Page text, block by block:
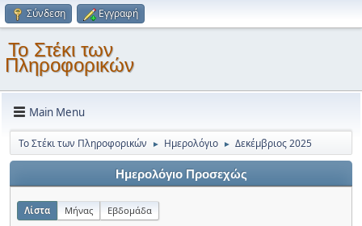
Σύνδεση Εγγραφή
Το Στέκι των
Πληροφορικών
Main Menu
Το Στέκι των Πληροφορικών ► Ημερολόγιο ► Δεκέμβριος 2025
Ημερολόγιο Προσεχώς
Λίστα Μήνας Εβδομάδα